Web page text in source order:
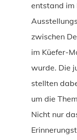
entstand im
zwischen
im Küefer-
wurde. Die
stellten
um die
Nicht nur